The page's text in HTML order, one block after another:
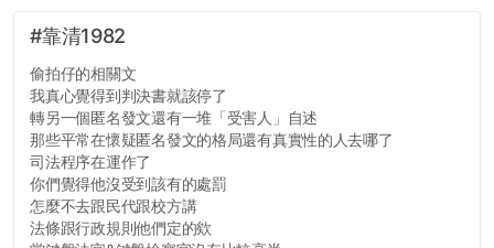
#靠清1982
偷拍仔的相關文
我真心覺得到判決書就該停了
轉另一個匿名發文還有一堆「受害人」自述
那些平常在懷疑匿名發文的格局還有真實性的人去哪了
司法程序在運作了
你們覺得他沒受到該有的處罰
怎麼不去跟民代跟校方講
法條跟行政規則他們定的欸